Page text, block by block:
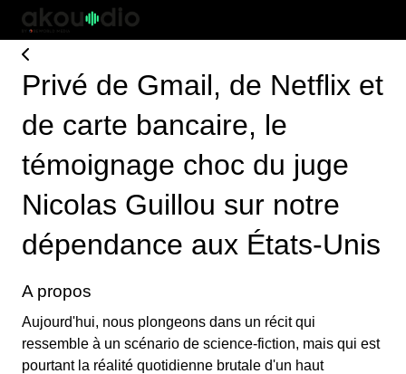
Privé de Gmail, de Netflix et
de carte bancaire, le
témoignage choc du juge
Nicolas Guillou sur notre
dépendance aux États-Unis
A propos
Aujourd'hui, nous plongeons dans un récit qui
ressemble à un scénario de science-fiction, mais qui est
pourtant la réalité quotidienne brutale d'un haut